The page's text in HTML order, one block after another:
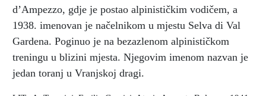
d’Ampezzo, gdje je postao alpinističkim vodičem, a
1938. imenovan je načelnikom u mjestu Selva di Val
Gardena. Poginuo je na bezazlenom alpinističkom
treningu u blizini mjesta. Njegovim imenom nazvan je
jedan toranj u Vranjskoj dragi.